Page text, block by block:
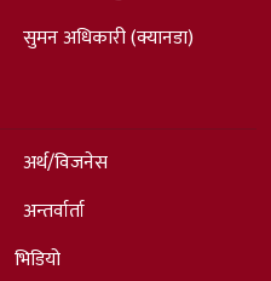
सुमन अधिकारी (क्यानडा)
अर्थ/विजनेस
अन्तर्वार्ता
भिडियो